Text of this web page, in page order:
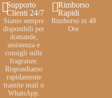
Supporto
Clienti 24/7
Siamo sempre
disponibili per
domande,
assistenza e
consigli sulle
fragranze.
Rispondiamo
rapidamente
tramite mail o
WhatsApp.
Rimborso
Rapidi
Rimborso in 48
Ore